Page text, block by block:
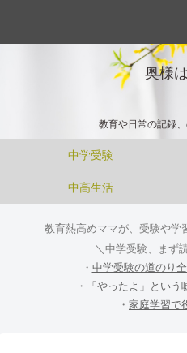
奥様
教育や日常の記録
中学受験
中高生活
教育熱高めママが、受験や学
＼中学受験、まず
・ 中学受験の道のり
・
「やったよ」とい
・ 家庭学習で